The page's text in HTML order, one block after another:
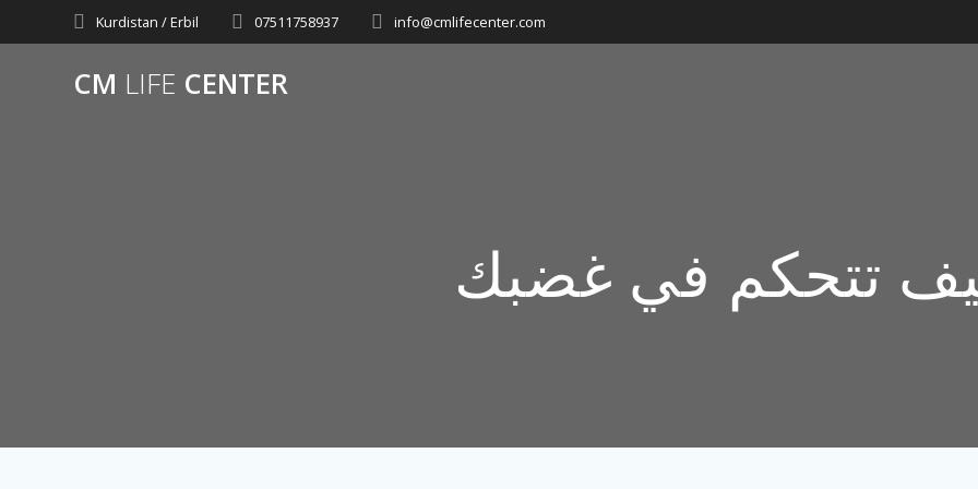
to
Kurdistan / Erbil 07511758937 info@cmlifecenter.com
CM LIFE CENTER
تتحكم في غضبك